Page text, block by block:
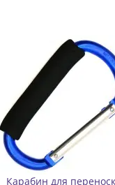
переноски